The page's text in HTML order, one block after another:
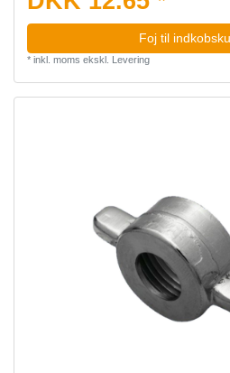
Foj til
* inkl. moms ekskl. Levering